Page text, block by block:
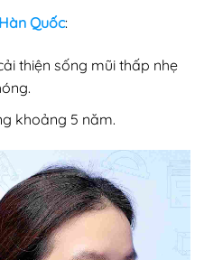
Quốc:
thiện sống mũi thấp nhẹ
khoảng 5 năm.